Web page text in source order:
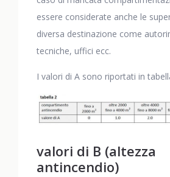
essere considerate anche le
diversa destinazione come
tecniche, uffici ecc.
I valori di A sono riportati in
valori di B (altezza
antincendio)